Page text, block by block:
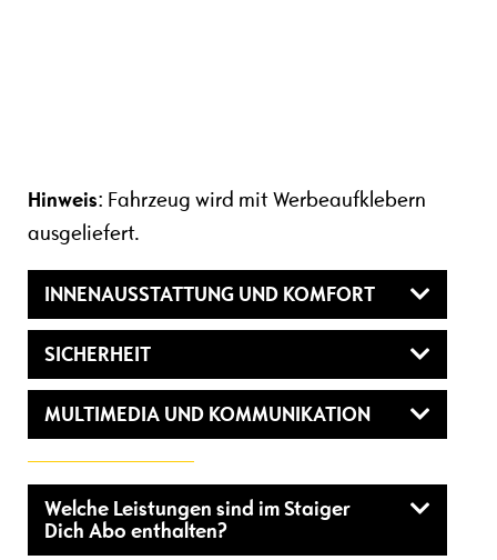
Hinweis: Fahrzeug wird mit Werbeaufklebern
ausgeliefert.
INNENAUSSTATTUNG UND KOMFORT
SICHERHEIT
MULTIMEDIA UND KOMMUNIKATION
Welche Leistungen sind im Staiger
Dich Abo enthalten?